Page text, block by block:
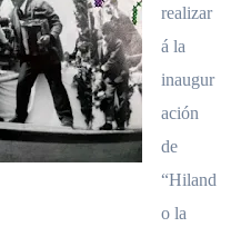
realizar
á la
inaugur
ación
de
“Hiland
o la